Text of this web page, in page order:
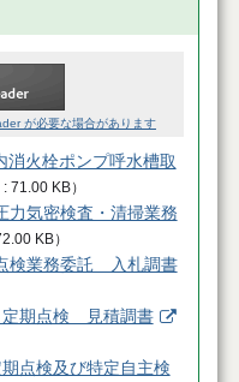
が必要な場合があります
火栓ポンプ呼水槽取
71.00 KB）
気密検査・清掃業務
KB）
検業務委託 入札調書
期点検 見積調書
点検及び特定自主検